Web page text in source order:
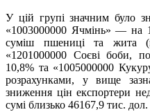
У цій групі значним було
«1003000000 Ячмінь» — на
суміш пшениці та жита
«1201000000 Соєві боби,
10,8% та «1005000000
розрахунками, у вище
зниження цін експортери
сумі близько 46167,9 тис.